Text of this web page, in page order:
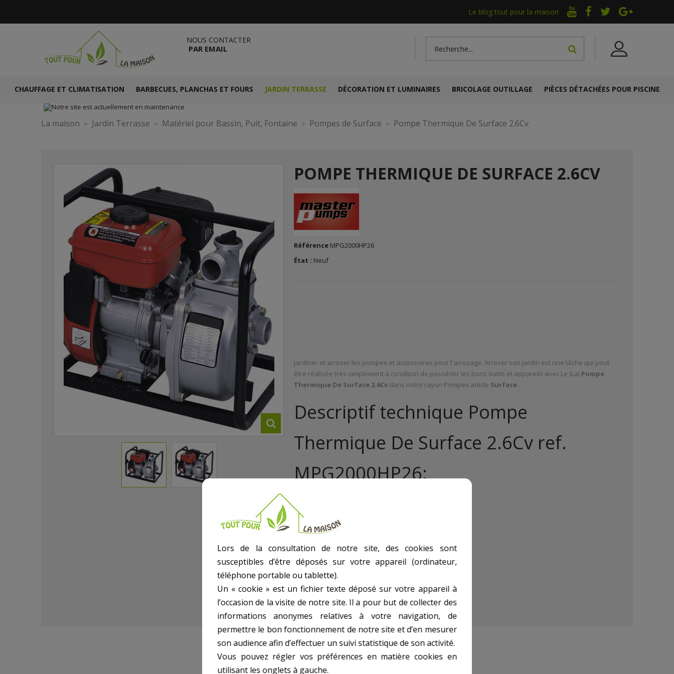
Le blog tout pour la maison
NOUS CONTACTER
PAR EMAIL
CHAUFFAGE ET CLIMATISATION BARBECUES, PLANCHAS ET FOURS JARDIN TERRASSE DÉCORATION ET LUMINAIRES BRICOLAGE OUTILLAGE PIÈCES DÉTACHÉES POUR PISCINE
La maison Jardin Terrasse Matériel pour Bassin, Puit, Fontaine Pompes de Surface Pompe Thermique De Surface 2.6Cv
POMPE THERMIQUE DE SURFACE 2.6CV
Référence MPG2000HP26
État : Neuf
Jardiner et arroser les pompes et accessoires pour l'arrosage. Arroser son jardin est une tâche qui peut
être réalisée très simplement à condition de posséder les bons outils et appareils avec Le (La) Pompe
Thermique De Surface 2.6Cv dans notre rayon Pompes article Surface .
Descriptif technique Pompe
Thermique De Surface 2.6Cv ref.
MPG2000HP26:
- Débit : 416L/Min
- Hauteur De Refoulement Max : 20M
- Hauteur D'Aspiration : 8M
- Capacité Du Réservoir D'Essence : 1,6L
- Livrée En Boîte Couleur
- Livree Avec Cadre Et Renfort De Protection
- Poids kg(environ) : 17.9
- Garantie : 3 an(s)
Lors de la consultation de notre site, des cookies sont
susceptibles d’être déposés sur votre appareil (ordinateur,
téléphone portable ou tablette).
Un « cookie » est un fichier texte déposé sur votre appareil à
l’occasion de la visite de notre site. Il a pour but de collecter des
informations anonymes relatives à votre navigation, de
permettre le bon fonctionnement de notre site et d’en mesurer
son audience afin d’effectuer un suivi statistique de son activité.
Vous pouvez régler vos préférences en matière cookies en
utilisant les onglets à gauche.